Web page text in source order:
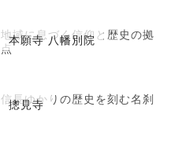
本願寺 八幡別院
地域に息づく信仰と歴史の拠
点
摠見寺
信長ゆかりの歴史を刻む名刹